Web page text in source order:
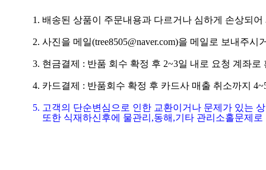
1. 배송된 상품이 주문내용과 다르거나 심하게 손상되
2. 사진을 메일(tree8505@naver.com)을 메일로 보내주시
3. 현금결제 : 반품 회수 확정 후 2~3일 내로 요청 계좌로
4. 카드결제 : 반품회수 확정 후 카드사 매출 취소까지
5. 고객의 단순변심으로 인한 교환이거나 문제가 있는
또한 식재하신후에 물관리,동해,기타 관리소홀문제로